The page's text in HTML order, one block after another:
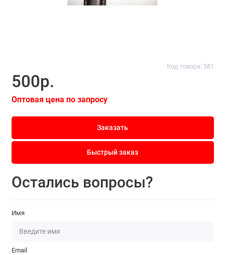
Код товара: 581
500р.
Оптовая цена по запросу
Заказать
Быстрый заказ
Остались вопросы?
Имя
Email